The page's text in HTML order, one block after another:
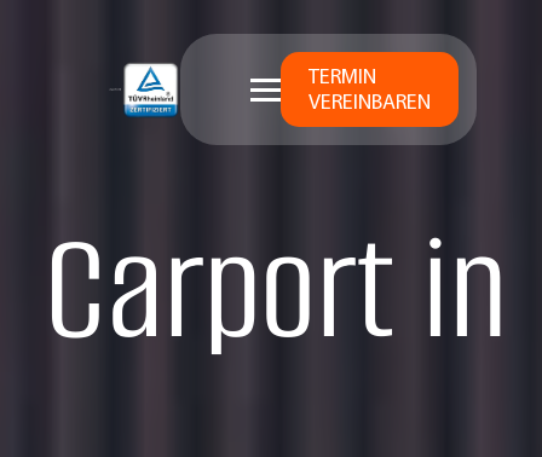
TERMIN
VEREINBAREN
Carport